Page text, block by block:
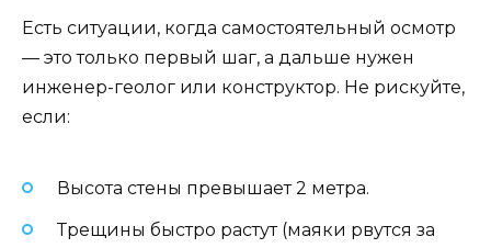
Есть ситуации, когда самостоятельный осмотр
— это только первый шаг, а дальше нужен
инженер-геолог или конструктор. Не рискуйте,
если:
Высота стены превышает 2 метра.
Трещины быстро растут (маяки рвутся за